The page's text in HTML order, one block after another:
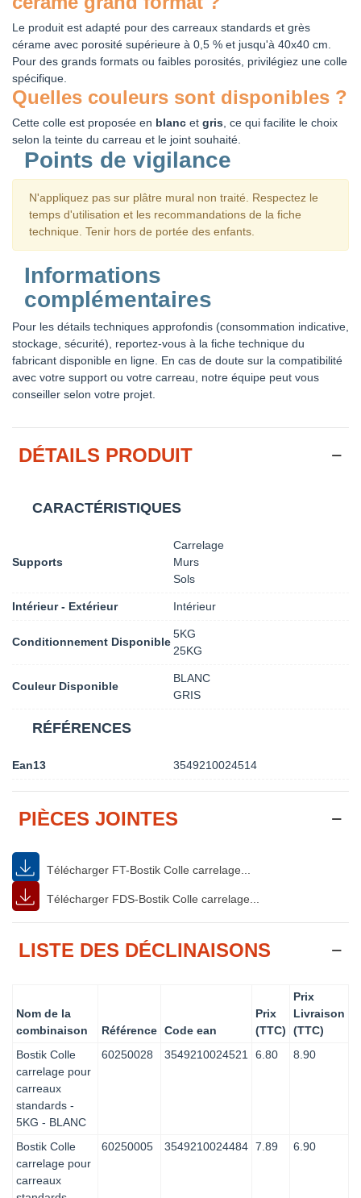
Le produit est adapté pour des carreaux standards et grès
cérame avec porosité supérieure à 0,5 % et jusqu'à 40x40 cm.
Pour des grands formats ou faibles porosités, privilégiez une colle
spécifique.
Quelles couleurs sont disponibles ?
Cette colle est proposée en blanc et gris , ce qui facilite le choix
selon la teinte du carreau et le joint souhaité.
Points de vigilance
N'appliquez pas sur plâtre mural non traité. Respectez le
temps d'utilisation et les recommandations de la fiche
technique. Tenir hors de portée des enfants.
Informations
complémentaires
Pour les détails techniques approfondis (consommation indicative,
stockage, sécurité), reportez-vous à la fiche technique du
fabricant disponible en ligne. En cas de doute sur la compatibilité
avec votre support ou votre carreau, notre équipe peut vous
conseiller selon votre projet.
DÉTAILS PRODUIT
CARACTÉRISTIQUES
Supports
Carrelage
Murs
Sols
Intérieur - Extérieur Intérieur
Conditionnement Disponible
5KG
25KG
Couleur Disponible
BLANC
GRIS
RÉFÉRENCES
Ean13 3549210024514
PIÈCES JOINTES
Télécharger FT-Bostik Colle carrelage...
Télécharger FDS-Bostik Colle carrelage...
LISTE DES DÉCLINAISONS
Nom de la
combinaison
Référence Code ean
Prix
(TTC)
Prix
Livraison
(TTC)
Bostik Colle
carrelage pour
carreaux
standards -
5KG - BLANC
60250028 3549210024521 6.80 8.90
Bostik Colle
carrelage pour
carreaux
60250005 3549210024484 7.89 6.90